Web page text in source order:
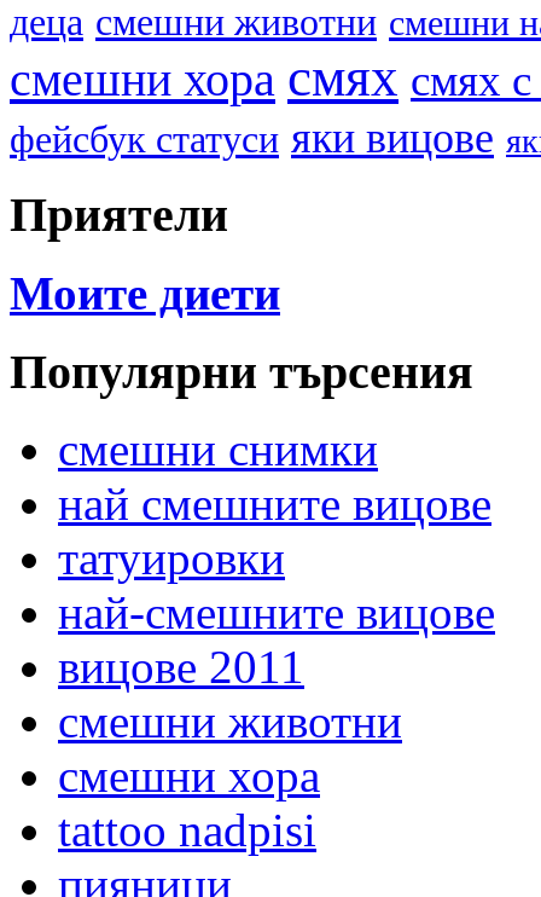
деца смешни животни смешни
смешни хора смях смях
фейсбук статуси яки вицове
Приятели
Моите диети
Популярни търсения
смешни снимки
най смешните вицове
татуировки
най-смешните вицове
вицове 2011
смешни животни
смешни хора
tattoo nadpisi
пияници